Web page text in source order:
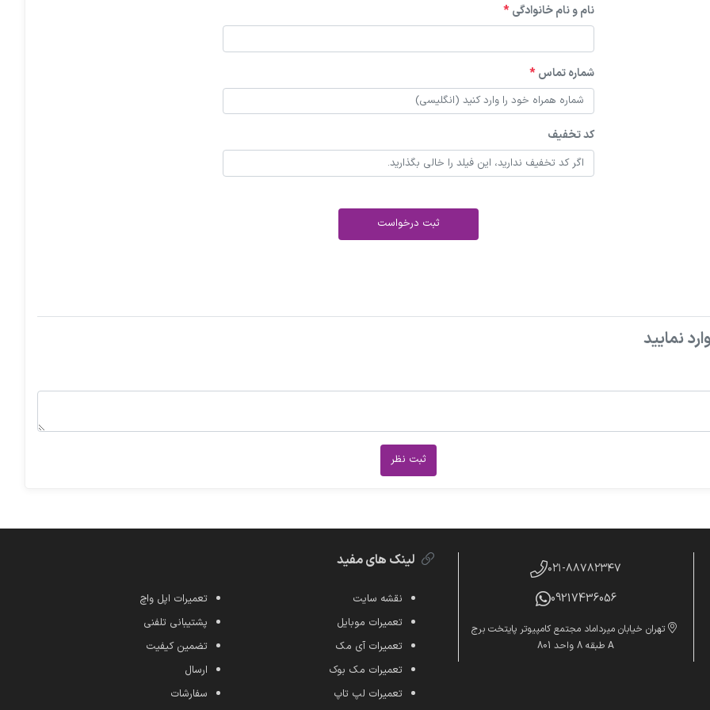
نام و نام خانوادگی *
شماره تماس *
کد تخفیف
ثبت درخواست
نمایید
ثبت نظر
۰۲۱-۸۸۷۸۲۳۴۷
09217436056
تهران خیابان میرداماد مجتمع کامپیوتر پایتخت برج
A طبقه 8 واحد 801
لینک های مفید
نقشه سایت
تعمیرات موبایل
تعمیرات آی مک
تعمیرات مک بوک
تعمیرات لپ تاپ
تعمیرات اپل واچ
پشتیبانی تلفنی
تضمین کیفیت
ارسال
سفارشات